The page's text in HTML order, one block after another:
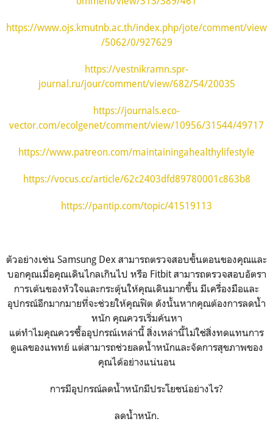
https://www.ojs.kmutnb.ac.th/index.php/jote/comment/view
/5062/0/927629
https://vestnikramn.spr-
journal.ru/jour/comment/view/682/54/20035
https://journals.eco-
vector.com/ecolgenet/comment/view/10956/31544/49717
https://www.patreon.com/maintainingahealthylifestyle
https://vocus.cc/article/62c2403dfd89780001c863b8
https://pantip.com/topic/41519113
ตัวอย่างเช่น Samsung Dex สามารถตรวจสอบขั้นตอนของคุณและ
บอกคุณเมื่อคุณเดินไกลเกินไป หรือ Fitbit สามารถตรวจสอบอัตรา
การเต้นของหัวใจและกระตุ้นให้คุณเดินมากขึ้น มีเครื่องมือและ
อุปกรณ์อีกมากมายที่จะช่วยให้คุณฟิต ดังนั้นหากคุณต้องการลดน้ำ
หนัก คุณควรเริ่มค้นหา
แต่ทำไมคุณควรซื้ออุปกรณ์เหล่านี้ สิ่งเหล่านี้ไม่ใช่สิ่งทดแทนการ
ดูแลของแพทย์ แต่สามารถช่วยลดน้ำหนักและจัดการสุขภาพของ
คุณได้อย่างแน่นอน
การมีอุปกรณ์ลดน้ำหนักมีประโยชน์อย่างไร?
ลดน้ำหนัก.